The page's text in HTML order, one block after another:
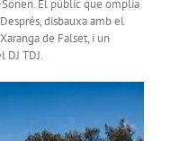
El públic que omplia
disbauxa amb el
de Falset, i un
DJ TDJ.